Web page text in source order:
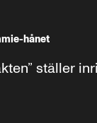
hånet
ställer